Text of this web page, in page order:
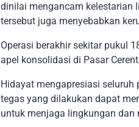
dinilai mengancam kelestarian
tersebut juga menyebabkan
Operasi berakhir sekitar pukul
apel konsolidasi di Pasar
Hidayat mengapresiasi
tegas yang dilakukan dapat
untuk menjaga lingkungan